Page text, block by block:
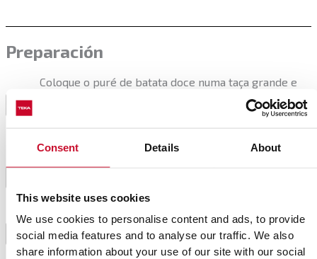
Consent Details About
This website uses cookies
We use cookies to personalise content and ads, to provide
social media features and to analyse our traffic. We also
share information about your use of our site with our social
Preparación
1
Coloque o puré de batata doce numa taça grande e
junte a quinoa cozida e o queijo ralado, misture com a
ajuda de um garfo até que todos os elementos
estejam integrados.
Forme bolinhas de massa com as mãos, pode molhar
3
Numa frigideira antiaderente aqueça um bom fio de
azeite e marque as bolinhas de ambos os lados.